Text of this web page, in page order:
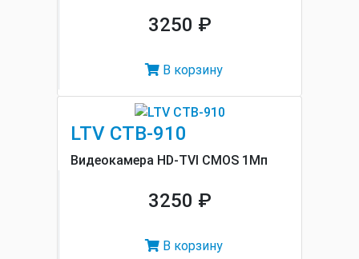
3250 ₽
В корзину
LTV CTB-910
Видеокамера HD-TVI CMOS 1Мп
3250 ₽
В корзину